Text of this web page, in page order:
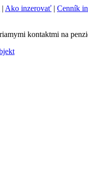
| Ako inzerovať | Cenník
kontaktmi na